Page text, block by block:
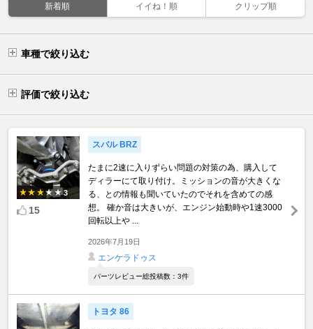
新着順 イイね！順 クリップ順
車種で絞り込む
評価で絞り込む
3
15
スバル BRZ
たまに2速に入りずらい問題の対策の為、購入して
ディラーにて取り付け。ミッションの音が大きくな
る、との情報も聞いていたのでそれを含めての感
想。 確か音は大きいが、エンジン始動時や1速3000
回転以上や ...
2026年7月19日
エンケラドゥス
パーツレビュー総投稿数：3件
トヨタ 86